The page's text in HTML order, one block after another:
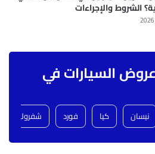
الشروط والإجراءات
السيارات في
نيسان كيا فورد شفروليه